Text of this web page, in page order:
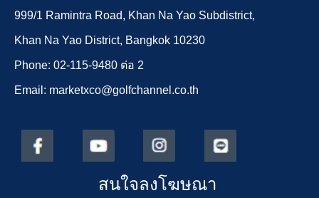
999/1 Ramintra Road, Khan Na Yao Subdistrict,
Khan Na Yao District, Bangkok 10230
Phone: 02-115-9480 ต่อ 2
Email: marketxco@golfchannel.co.th
สนใจลงโฆษณา